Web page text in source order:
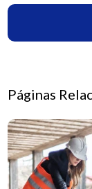
Páginas